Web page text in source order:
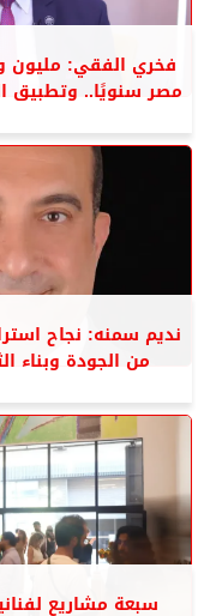
فخري الفقي:
مصر سنويًا.. وتطبيق
نديم سمنه: نجاح
من الجودة وبناء
سبعة مشاريع